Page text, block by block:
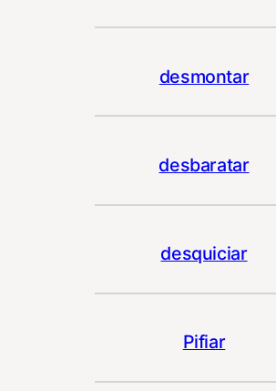
desmontar
desbaratar
desquiciar
Pifiar